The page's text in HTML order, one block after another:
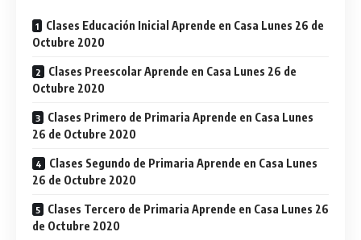
Clases Educación Inicial Aprende en Casa Lunes 26 de
Octubre 2020
Clases Preescolar Aprende en Casa Lunes 26 de
Octubre 2020
Clases Primero de Primaria Aprende en Casa Lunes
26 de Octubre 2020
Clases Segundo de Primaria Aprende en Casa Lunes
26 de Octubre 2020
Clases Tercero de Primaria Aprende en Casa Lunes 26
de Octubre 2020